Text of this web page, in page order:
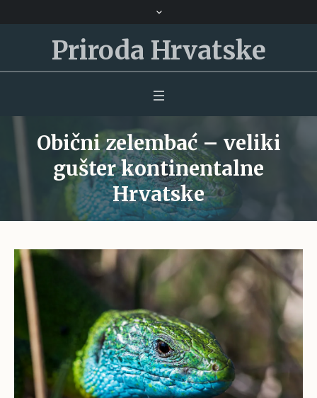
Priroda Hrvatske
Obični zelembać – veliki
gušter kontinentalne
Hrvatske